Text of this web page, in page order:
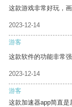
这款游戏非常好玩，
2023-12-14
游客
这款软件的功能非常
2023-12-14
游客
这款加速器app简直